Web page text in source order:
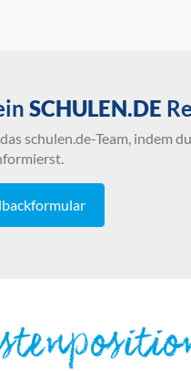
SCHULEN.DE
schulen.de-Team, indem